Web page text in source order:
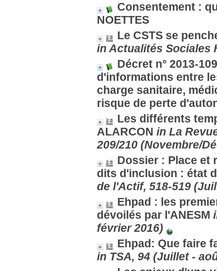
Consentement :
NOETTES
Le CSTS se
in Actualités Sociales
Décret n° 2013-
d'informations entre
charge sanitaire,
risque de perte
Les différents
ALARCON in La
209/210 (Novembre/
Dossier : Place et
dits d'inclusion : état
de l'Actif, 518-519
Ehpad : les
dévoilés par l'ANESM
février 2016)
Ehpad: Que faire
in TSA, 94 (Juillet -